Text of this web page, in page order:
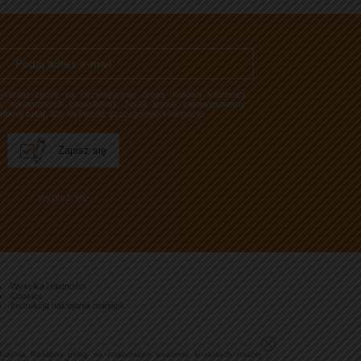
zgodę na otrzymywanie drogą mailową informacji
reklamowych (newsletter). Jeżeli jesteś zainteresowany
kliknij tutaj , aby wyświetlić szczegółowe informacje.
Wysyłka i płatności
Cookies
Instrukcja naklejania naklejek
Państwu usług na najwyższym poziomie w ramach naszej